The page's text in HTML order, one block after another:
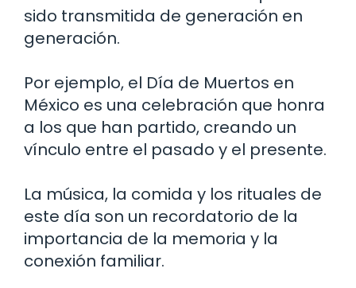
sido transmitida de generación en
generación.
Por ejemplo, el Día de Muertos en
México es una celebración que honra
a los que han partido, creando un
vínculo entre el pasado y el presente.
La música, la comida y los rituales de
este día son un recordatorio de la
importancia de la memoria y la
conexión familiar.